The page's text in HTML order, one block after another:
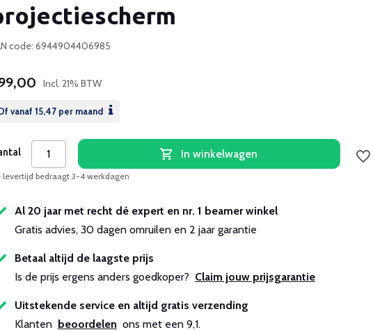
code: 6944904406985
Incl. 21% BTW
vanaf 15,47per maand
In winkelwagen
levertijd bedraagt 3-4 werkdagen
Al 20 jaar met recht dé expert en nr. 1 beamer winkel
Gratis advies, 30 dagen omruilen en 2 jaar garantie
Betaal altijd de laagste prijs
Is de prijs ergens anders goedkoper? Claim jouw prijsgarantie
Uitstekende service en altijd gratis verzending
Klanten beoordelen ons met een 9,1.